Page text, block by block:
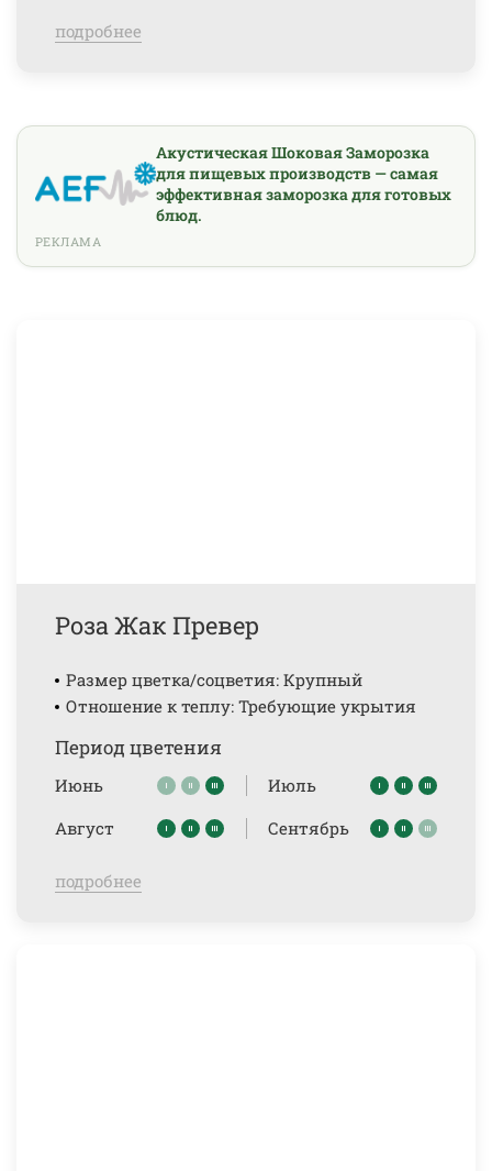
подробнее
Акустическая Шоковая Заморозка
для пищевых производств — самая
эффективная заморозка для готовых
блюд.
РЕКЛАМА
Роза Жак Превер
Размер цветка/соцветия: Крупный
Отношение к теплу: Требующие укрытия
Период цветения
Июнь
Июль
Август
Сентябрь
подробнее